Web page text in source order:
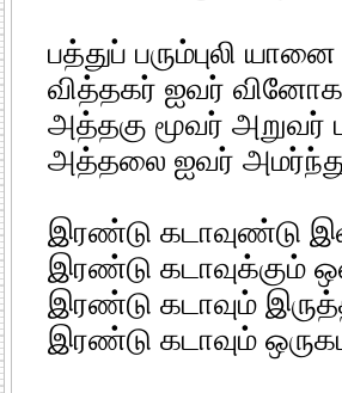
பத்துப் பரும்புலி
வித்தகர் ஐவர்
அத்தகு மூவர் அறுவர்
அத்தலை ஐவர் அமர்ந்து
இரண்டு கடாவுண்டு
இரண்டு கடாவுக்கும்
இரண்டு கடாவும்
இரண்டு கடாவும்